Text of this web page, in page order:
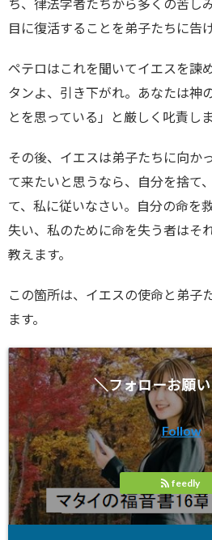
ち、律法学者たちから多くの苦し
目に復活することを弟子たちに告げ
ペテロはこれを聞いてイエスを諫
タンよ、引き下がれ。あなたは神
とを思っている」と厳しく叱責しま
その後、イエスは弟子たちに向か
て来たいと思うなら、自分を捨て
て、私に従いなさい。自分の命を
失い、私のために命を失う者はそ
教えます。
この箇所は、イエスの使命と弟子
ます。
＼フォローお願
Follow
feedly